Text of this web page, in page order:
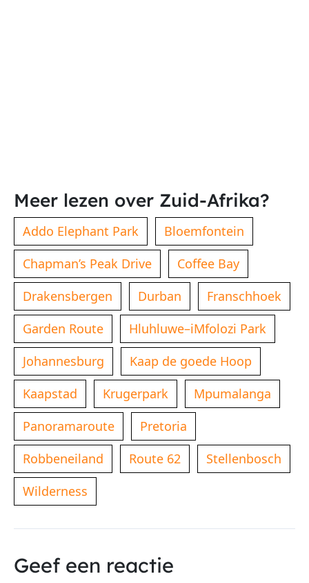
Meer lezen over Zuid-Afrika?
Addo Elephant Park
Bloemfontein
Chapman’s Peak Drive
Coffee Bay
Drakensbergen
Durban
Franschhoek
Garden Route
Hluhluwe–iMfolozi Park
Johannesburg
Kaap de goede Hoop
Kaapstad
Krugerpark
Mpumalanga
Panoramaroute
Pretoria
Robbeneiland
Route 62
Stellenbosch
Wilderness
Geef een reactie